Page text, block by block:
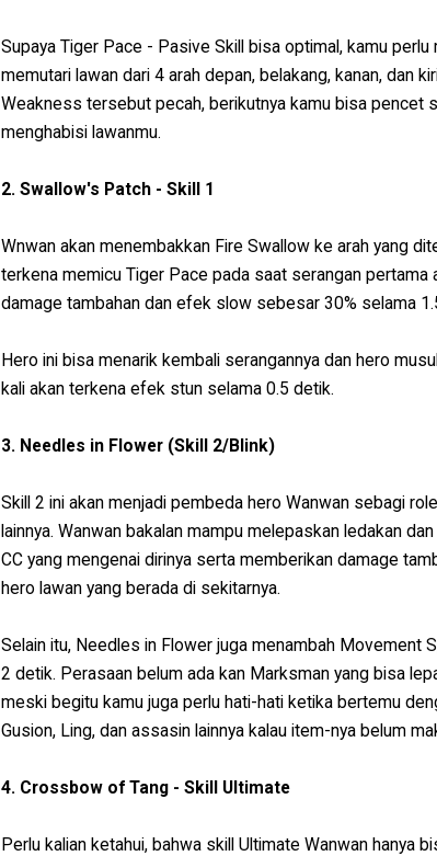
Supaya Tiger Pace - Pasive Skill bisa optimal, kamu
memutari lawan dari 4 arah depan, belakang, kanan, dan
Weakness tersebut pecah, berikutnya kamu bisa pencet
menghabisi lawanmu.
2. Swallow's Patch - Skill 1
Wnwan akan menembakkan Fire Swallow ke arah yang
terkena memicu Tiger Pace pada saat serangan pertama
damage tambahan dan efek slow sebesar 30% selama
Hero ini bisa menarik kembali serangannya dan hero
kali akan terkena efek stun selama 0.5 detik.
3. Needles in Flower (Skill 2/Blink)
Skill 2 ini akan menjadi pembeda hero Wanwan sebagi
lainnya. Wanwan bakalan mampu melepaskan ledakan
CC yang mengenai dirinya serta memberikan damage
hero lawan yang berada di sekitarnya.
Selain itu, Needles in Flower juga menambah Movement
2 detik. Perasaan belum ada kan Marksman yang bisa
meski begitu kamu juga perlu hati-hati ketika bertemu
Gusion, Ling, dan assasin lainnya kalau item-nya belum
4. Crossbow of Tang - Skill Ultimate
Perlu kalian ketahui, bahwa skill Ultimate Wanwan hanya